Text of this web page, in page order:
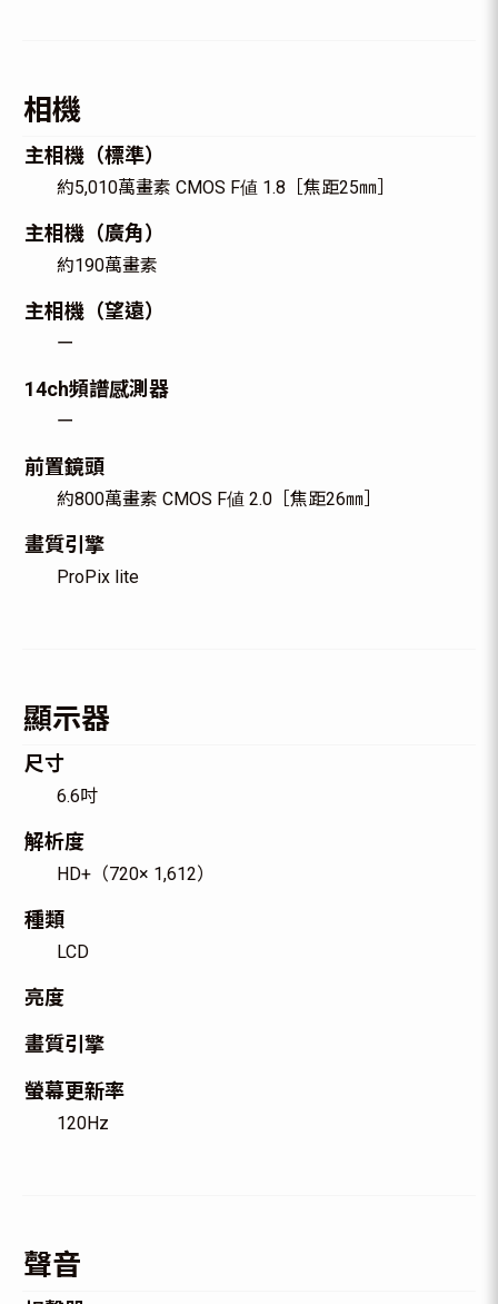
相機
主相機（標準）
約5,010萬畫素 CMOS F値 1.8［焦距25㎜］
主相機（廣角）
約190萬畫素
主相機（望遠）
ー
14ch頻譜感測器
ー
前置鏡頭
約800萬畫素 CMOS F値 2.0［焦距26㎜］
畫質引擎
ProPix lite
顯示器
尺寸
6.6吋
解析度
HD+（720× 1,612）
種類
LCD
亮度
畫質引擎
螢幕更新率
120Hz
聲音